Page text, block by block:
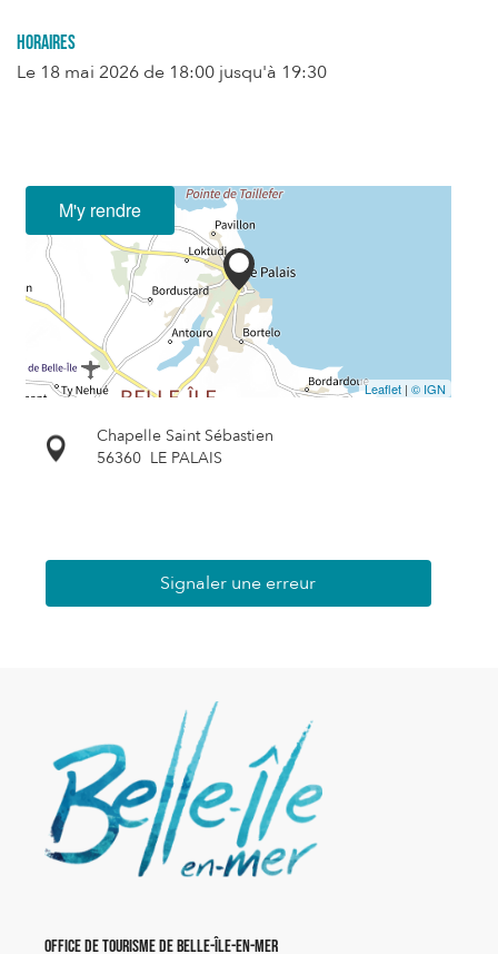
Horaires
Le 18 mai 2026 de 18:00 jusqu'à 19:30
M'y rendre
Leaflet | © IGN
Chapelle Saint Sébastien
56360 LE PALAIS
Signaler une erreur
Office de Tourisme de Belle-Île-en-Mer